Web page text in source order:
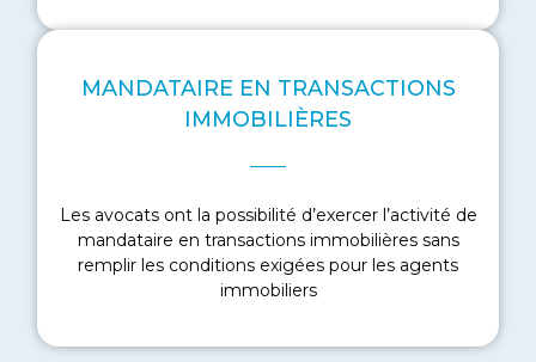
MANDATAIRE EN TRANSACTIONS
IMMOBILIÈRES
Les avocats ont la possibilité d’exercer l’activité de
mandataire en transactions immobilières sans
remplir les conditions exigées pour les agents
immobiliers